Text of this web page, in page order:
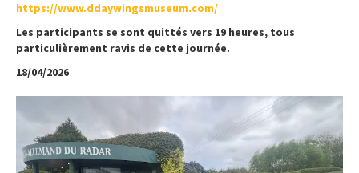
https://www.ddaywingsmuseum.com/
Les participants se sont quittés vers 19 heures, tous
particulièrement ravis de cette journée.
18/04/2026